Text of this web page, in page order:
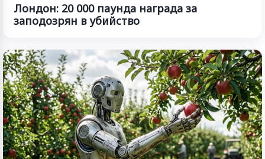
Лондон: 20 000 паунда награда за
заподозрян в убийство